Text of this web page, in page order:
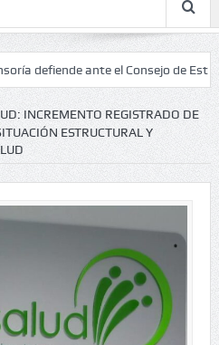
ante el Consejo de Estado el
INCREMENTO REGISTRADO DE
ESTRUCTURAL Y